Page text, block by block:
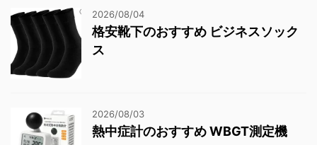
2026/08/04
格安靴下のおすすめ ビジネスソック
ス
2026/08/03
熱中症計のおすすめ WBGT測定機